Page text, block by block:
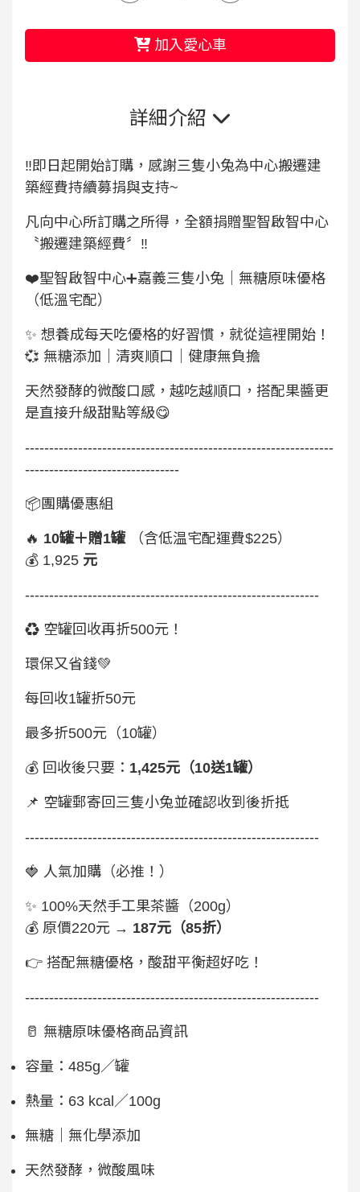
加入愛心車
詳細介紹
‼️即日起開始訂購，感謝三隻小兔為中心搬遷建
築經費持續募捐與支持~
凡向中心所訂購之所得，全額捐贈聖智啟智中心
〝搬遷建築經費〞‼️
❤️聖智啟智中心➕嘉義三隻小兔｜無糖原味優格
（低溫宅配）
✨ 想養成每天吃優格的好習慣，就從這裡開始！
💞 無糖添加｜清爽順口｜健康無負擔
天然發酵的微酸口感，越吃越順口，搭配果醬更
是直接升級甜點等級😋
----------------------------------------------------------------
--------------------------------
📦團購優惠組
🔥 10罐＋贈1罐（含低温宅配運費$225）
💰 1,925 元
-------------------------------------------------------------
♻️ 空罐回收再折500元！
環保又省錢💚
每回收1罐折50元
最多折500元（10罐）
💰 回收後只要： 1,425元（10送1罐）
📌 空罐郵寄回三隻小兔並確認收到後折抵
-------------------------------------------------------------
🍓 人氣加購（必推！）
✨ 100%天然手工果茶醬（200g）
💰 原價220元 → 187元（85折）
👉 搭配無糖優格，酸甜平衡超好吃！
-------------------------------------------------------------
🥛 無糖原味優格商品資訊
容量：485g／罐
熱量：63 kcal／100g
無糖｜無化學添加
天然發酵，微酸風味